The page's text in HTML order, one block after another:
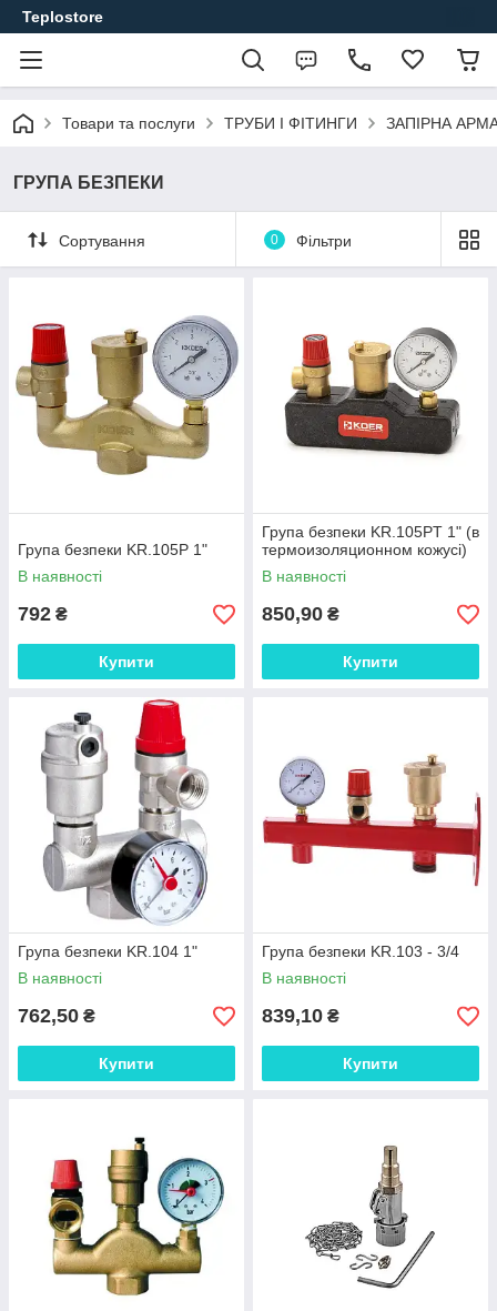
Teplostore
Товари та послуги ТРУБИ І ФІТИНГИ ЗАПІРНА
ГРУПА БЕЗПЕКИ
Сортування 0 Фільтри
Група безпеки KR.105P 1"
В наявності
792 ₴
Купити
Група безпеки KR.105PT 1" (в
термоизоляционном кожусі)
В наявності
850,90 ₴
Купити
Група безпеки KR.104 1"
В наявності
762,50 ₴
Купити
Група безпеки KR.103 - 3/4
В наявності
839,10 ₴
Купити